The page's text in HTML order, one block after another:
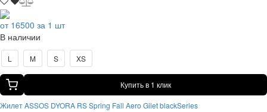
от 16500 за 1 шт
В наличии
L M S XS
Купить в 1 клик
Жилет ASSOS DYORA RS Spring Fall Aero Gilet blackSeries